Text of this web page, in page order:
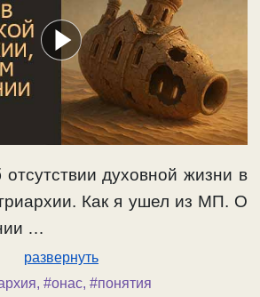
отсутствии духовной жизни в
Как я ушел из МП. О
…
развернуть
, #онас, #понятия